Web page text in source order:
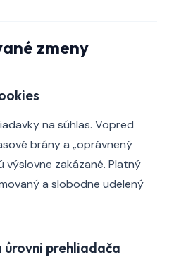
zmeny
na súhlas. Vopred
brány a „oprávnený
výslovne zakázané. Platný
a slobodne udelený
úrovni prehliadača